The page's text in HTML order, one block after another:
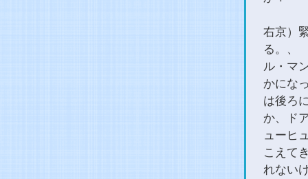
右京）
る。、
ル・マ
かにな
は後ろ
か、ド
ューヒ
こえて
れない